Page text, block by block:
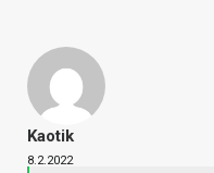
Kaotik
8.2.2022